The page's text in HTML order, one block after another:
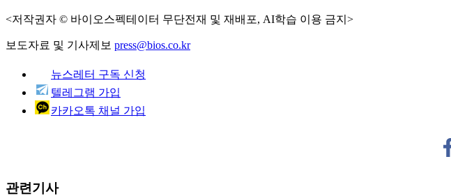
<저작권자 © 바이오스펙테이터 무단전재 및 재배포, AI학습 이용 금지>
보도자료 및 기사제보 press@bios.co.kr
뉴스레터 구독 신청
텔레그램 가입
카카오톡 채널 가입
이
관련기사